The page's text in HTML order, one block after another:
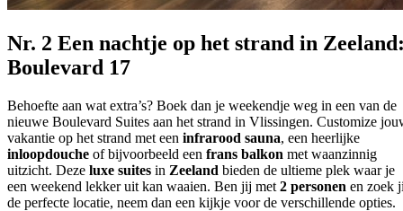
Nr. 2 Een nachtje op het strand in
Boulevard 17
Behoefte aan wat extra’s? Boek dan je weekendje weg in een van de
nieuwe Boulevard Suites aan het strand in Vlissingen. Customize
vakantie op het strand met een infrarood sauna, een heerlijke
inloopdouche of bijvoorbeeld een frans balkon met waanzinnig
uitzicht. Deze luxe suites in Zeeland bieden de ultieme plek waar je
een weekend lekker uit kan waaien. Ben jij met 2 personen en zoek
de perfecte locatie, neem dan een kijkje voor de verschillende opties.